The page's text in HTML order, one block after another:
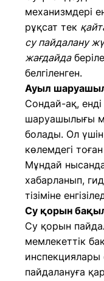
механизмдері
рұқсат тек
су пайдалану
жағдайда
белгіленген.
Ауыл
Сондай-ақ,
шаруашылығы
болады. Ол
көлемдегі
Мұндай
хабарланып,
тізіміне
Су қорын
Су қорын
мемлекеттік
инспекциялары
пайдалануға